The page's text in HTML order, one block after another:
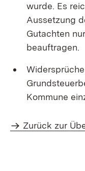
wurde. Es
Aussetzung
Gutachten
beauftragen.
Kommune
Zurück zur